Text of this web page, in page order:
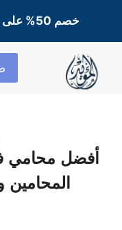
المحتوى
خصم 50% على خدمات والاستشارات القانونية
أفضل محامي